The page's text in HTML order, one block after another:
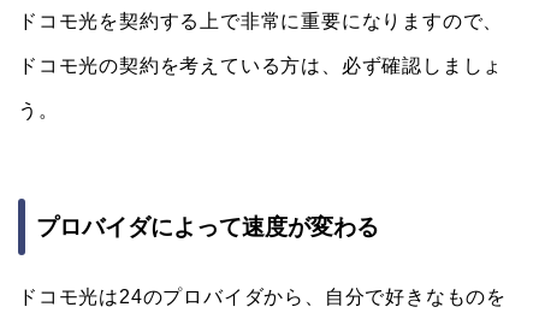
ドコモ光を契約する上で非常に重要になりますので、
ドコモ光の契約を考えている方は、必ず確認しましょ
う。
プロバイダによって速度が変わる
ドコモ光は24のプロバイダから、自分で好きなものを